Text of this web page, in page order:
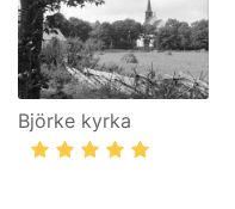
Björke kyrka